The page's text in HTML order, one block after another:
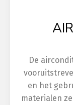
De
en het
materialen